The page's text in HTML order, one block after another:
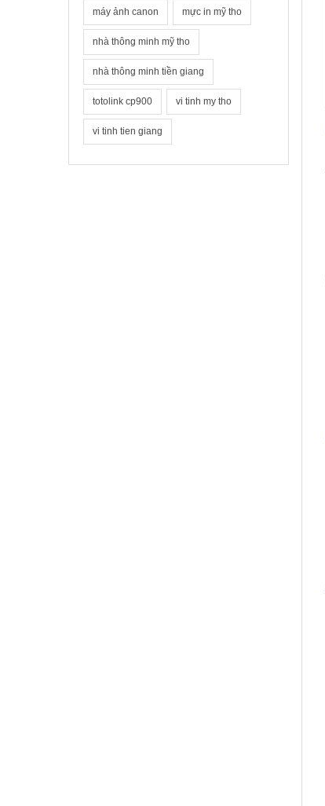
máy ảnh canon mực in mỹ tho
nhà thông minh mỹ tho
nhà thông minh tiền giang
totolink cp900 vi tinh my tho
vi tinh tien giang